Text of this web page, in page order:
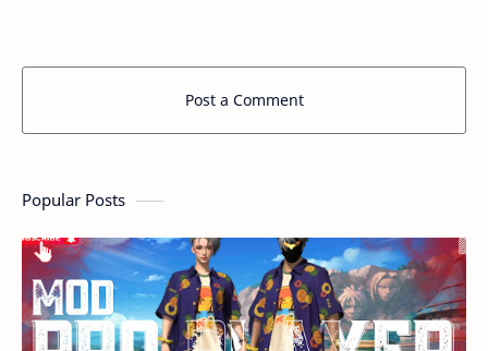
Post a Comment
Popular Posts